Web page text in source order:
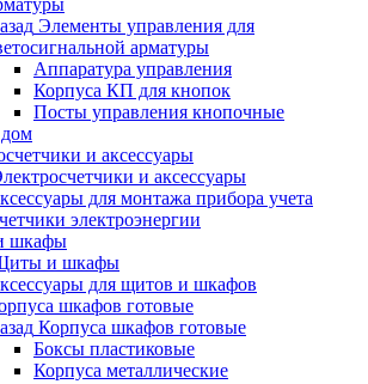
Элементы управления для
арматуры
Аппаратура управления
Корпуса КП для кнопок
Посты управления кнопочные
и аксессуары
и аксессуары
для монтажа прибора учета
электроэнергии
шкафы
и шкафы
для щитов и шкафов
шкафов готовые
Корпуса шкафов готовые
Боксы пластиковые
Корпуса металлические